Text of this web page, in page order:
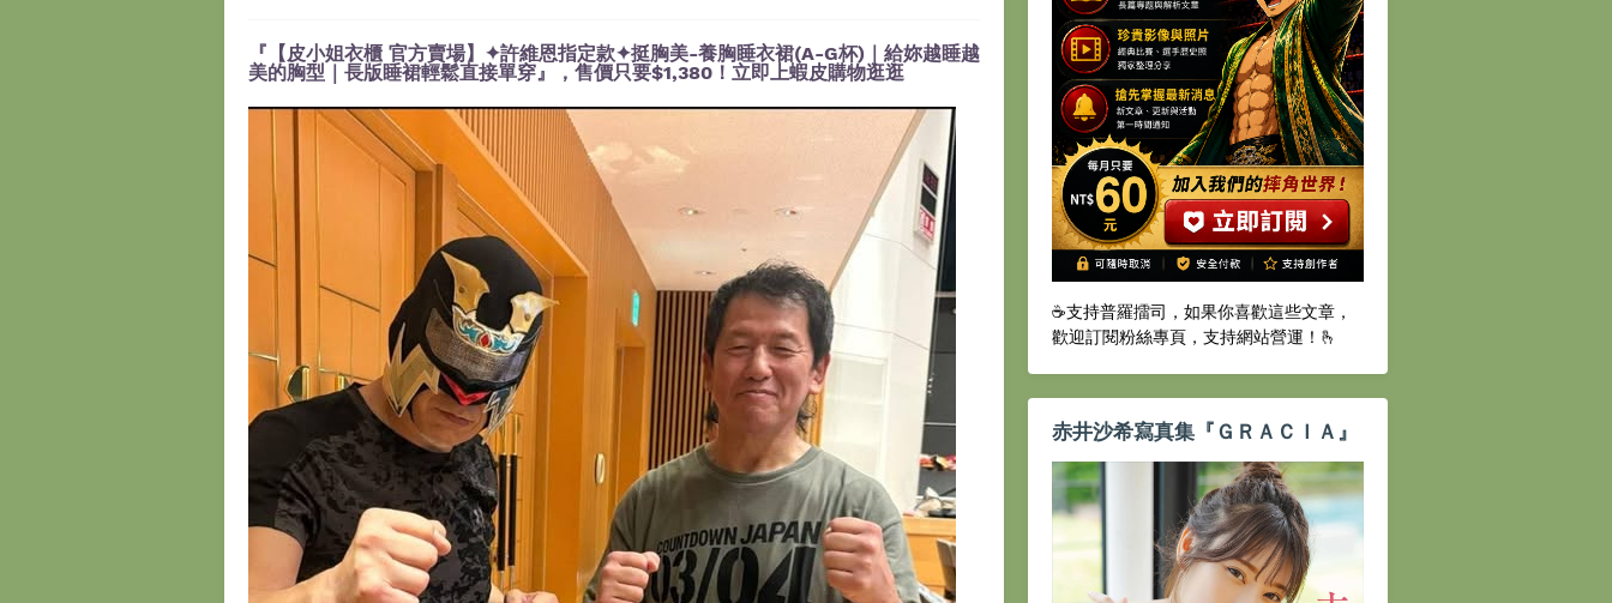
『【皮小姐衣櫃 官方賣場】✦許維恩指定款✦挺胸美-養胸睡衣裙(A-G杯)｜給妳越睡越
美的胸型｜長版睡裙輕鬆直接單穿』，售價只要$1,380！立即上蝦皮購物逛逛
☕️支持普羅擂司，如果你喜歡這些文章，
歡迎訂閱粉絲專頁，支持網站營運！🫰
赤井沙希寫真集『ＧＲＡＣＩＡ』